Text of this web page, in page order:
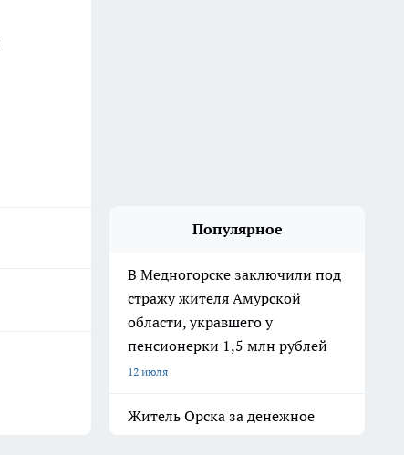
Популярное
В Медногорске заключили под
стражу жителя Амурской
области, укравшего у
пенсионерки 1,5 млн рублей
12 июля
Житель Орска за денежное